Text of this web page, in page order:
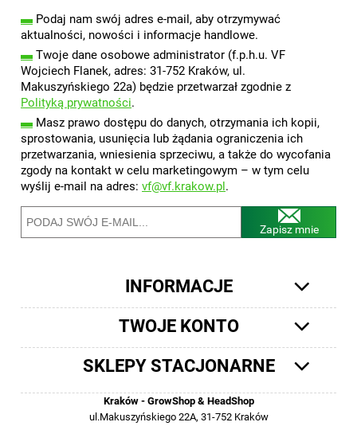
▬ Podaj nam swój adres e-mail, aby otrzymywać
aktualności, nowości i informacje handlowe.
▬ Twoje dane osobowe administrator (f.p.h.u. VF
Wojciech Flanek, adres: 31-752 Kraków, ul.
Makuszyńskiego 22a) będzie przetwarzał zgodnie z
Polityką prywatności.
▬ Masz prawo dostępu do danych, otrzymania ich kopii,
sprostowania, usunięcia lub żądania ograniczenia ich
przetwarzania, wniesienia sprzeciwu, a także do wycofania
zgody na kontakt w celu marketingowym – w tym celu
wyślij e-mail na adres: vf@vf.krakow.pl.
Zapisz mnie
INFORMACJE
TWOJE KONTO
SKLEPY STACJONARNE
Kraków - GrowShop & HeadShop
ul.Makuszyńskiego 22A, 31-752 Kraków